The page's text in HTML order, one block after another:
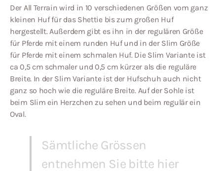
Der All Terrain wird in 10 verschiedenen Größen vom ganz
kleinen Huf für das Shettie bis zum großen Huf
hergestellt. Außerdem gibt es ihn in der regulären Größe
für Pferde mit einem runden Huf und in der Slim Größe
für Pferde mit einem schmalen Huf. Die Slim Variante ist
ca 0,5 cm schmaler und 0,5 cm kürzer als die reguläre
Breite. In der Slim Variante ist der Hufschuh auch nicht
ganz so hoch wie die reguläre Breite. Auf der Sohle ist
beim Slim ein Herzchen zu sehen und beim regulär ein
Oval.
Sämtliche Grössen
entnehmen Sie bitte hier